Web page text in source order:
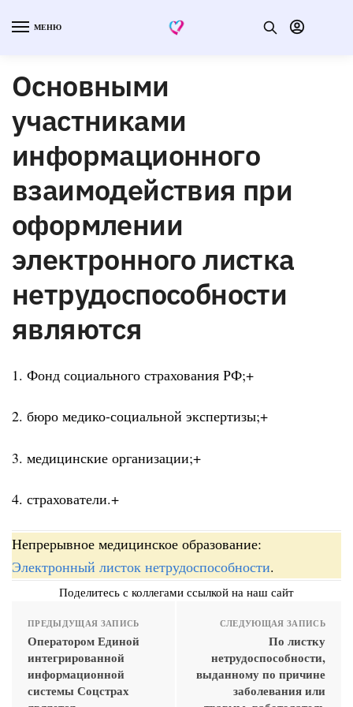
МЕНЮ
Основными
участниками
информационного
взаимодействия при
оформлении
электронного листка
нетрудоспособности
являются
1. Фонд социального страхования РФ;+
2. бюро медико-социальной экспертизы;+
3. медицинские организации;+
4. страхователи.+
Непрерывное медицинское образование:
Электронный листок нетрудоспособности.
Поделитесь с коллегами ссылкой на наш сайт
ПРЕДЫДУЩАЯ ЗАПИСЬ
Оператором Единой
интегрированной
информационной
системы Соцстрах
СЛЕДУЮЩАЯ ЗАПИСЬ
По листку
нетрудоспособности,
выданному по причине
заболевания или